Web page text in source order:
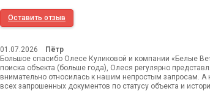
Оставить отзыв
01.07.2026
Пётр
Большое спасибо Олесе Куликовой и компании «Белые
поиска объекта (больше года), Олеся регулярно
внимательно относилась к нашим непростым запросам.
всех запрошенных документов по статусу объекта и